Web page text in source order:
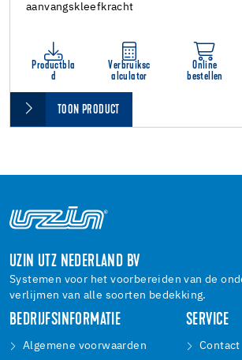
aanvangskleefkracht
Productbla
d
Verbruiksc
alculator
Online
bestellen
TOON PRODUCT
UZIN UTZ NEDERLAND BV
Systemen voor het voorbereiden van de
verlijmen van alle soorten bedekking.
BEDRIJFSINFORMATIE
Algemene voorwaarden
SERVICE
Contact